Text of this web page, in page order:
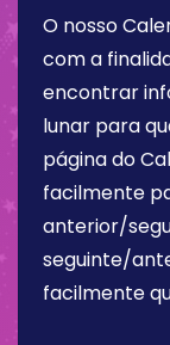
O nosso
com a
encontrar
lunar para
página do
facilmente
anterior/
seguinte/
facilmente